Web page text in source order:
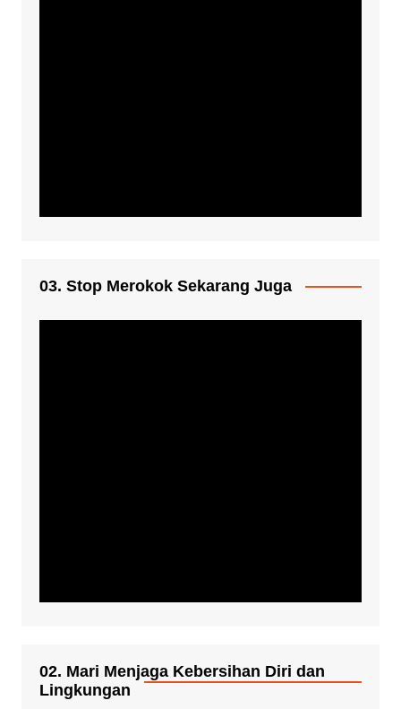
03. Stop Merokok Sekarang Juga
02. Mari Menjaga Kebersihan Diri dan
Lingkungan